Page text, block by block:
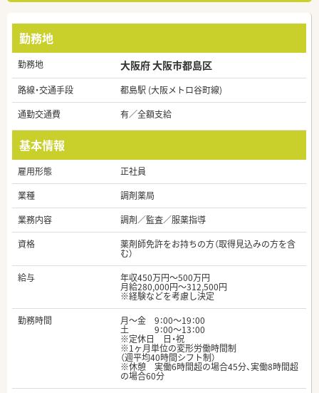
勤務地
勤務地 大阪府 大阪市都島区
路線・交通手段
都島駅 (大阪メトロ谷町線)
通勤交通費
有／全額支給
基本情報
雇用形態
正社員
業種
調剤薬局
業務内容
調剤／監査／服薬指導
資格
薬剤師免許をお持ちの方（取得見込みの方を含
む）
給与
年収450万円～500万円
月給280,000円～312,500円
※経験などを考慮し決定
勤務時間
月～金 9：00～19：00
土 9：00～13：00
※定休日 日・祝
※1ヶ月単位の変形労働時間制
（週平均40時間シフト制）
※休憩 実働6時間超の場合45分、実働8時間超
の場合60分